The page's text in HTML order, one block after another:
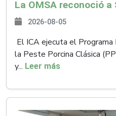
2026-08-05
El ICA ejecuta el Programa
la Peste Porcina Clásica
y... Leer más